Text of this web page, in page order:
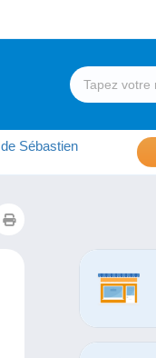
Sébastien